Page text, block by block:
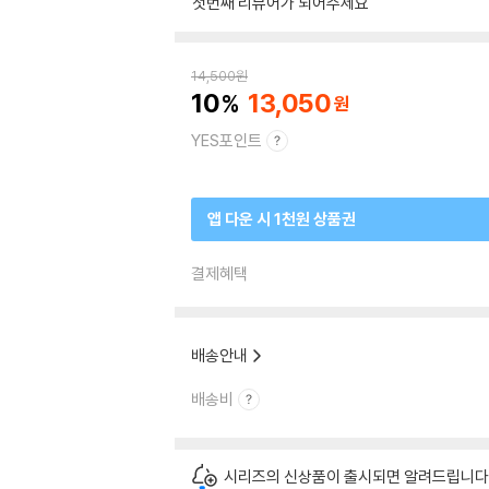
14,500원
10 13,050
YES포인트
앱 다운 시 1천원 상품권
결제혜택
배송안내
배송비
시리즈의 신상품이 출시되면 알려드립니